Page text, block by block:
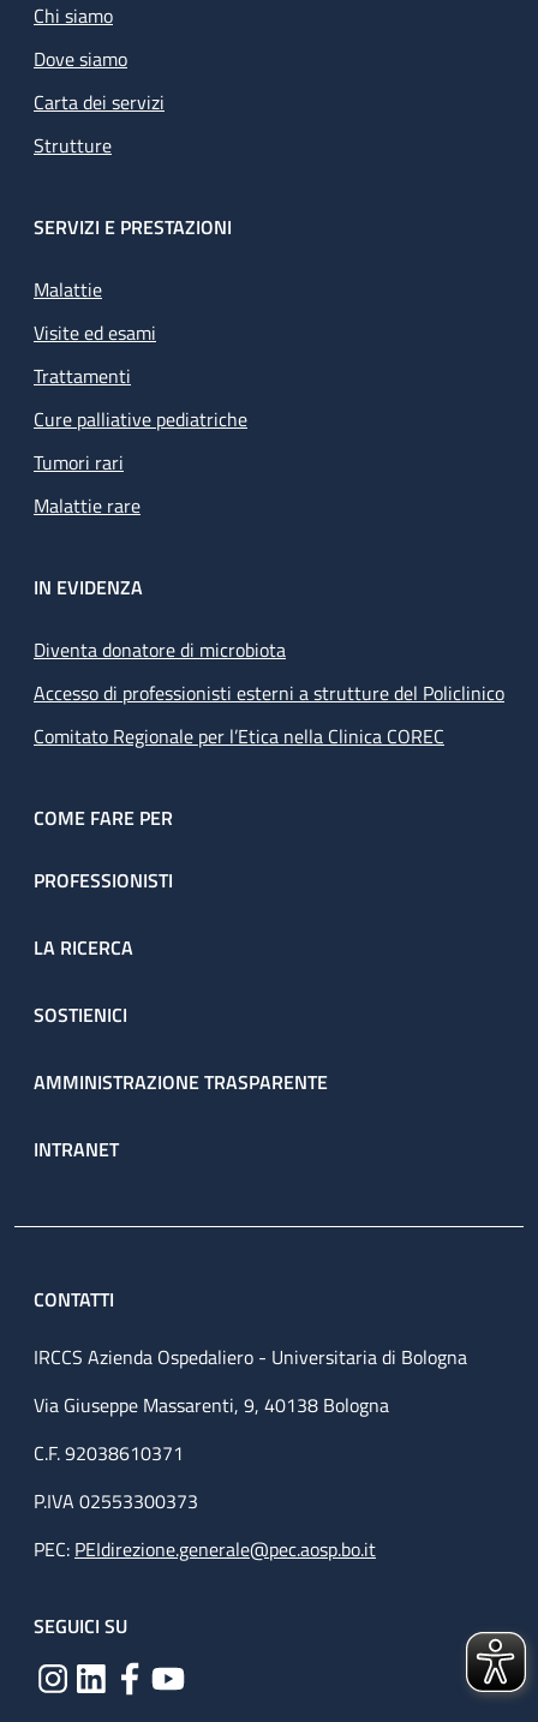
Chi siamo
Dove siamo
Carta dei servizi
Strutture
SERVIZI E PRESTAZIONI
Malattie
Visite ed esami
Trattamenti
Cure palliative pediatriche
Tumori rari
Malattie rare
IN EVIDENZA
Diventa donatore di microbiota
Accesso di professionisti esterni a strutture del Policlinico
Comitato Regionale per l’Etica nella Clinica COREC
COME FARE PER
PROFESSIONISTI
LA RICERCA
SOSTIENICI
AMMINISTRAZIONE TRASPARENTE
INTRANET
CONTATTI
IRCCS Azienda Ospedaliero - Universitaria di Bologna
Via Giuseppe Massarenti, 9, 40138 Bologna
C.F. 92038610371
P.IVA 02553300373
PEC: PEIdirezione.generale@pec.aosp.bo.it
SEGUICI SU